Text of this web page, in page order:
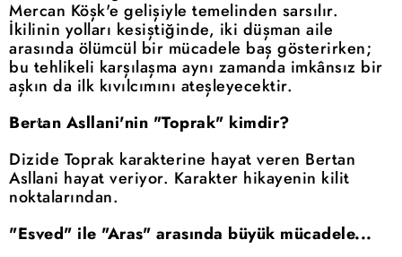
Mercan Köşk'e gelişiyle temelinden sarsılır.
İkilinin yolları kesiştiğinde, iki düşman aile
arasında ölümcül bir mücadele baş gösterirken;
bu tehlikeli karşılaşma aynı zamanda imkânsız bir
aşkın da ilk kıvılcımını ateşleyecektir.
Bertan Asllani'nin "Toprak" kimdir?
Dizide Toprak karakterine hayat veren Bertan
Asllani hayat veriyor. Karakter hikayenin kilit
noktalarından.
"Esved" ile "Aras" arasında büyük mücadele...